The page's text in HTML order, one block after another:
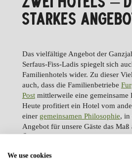
STARKES
Das vielfältige Angebot der
Serfaus-Fiss-Ladis spiegelt sich
Familienhotels wider. Zu dieser
auch, dass die Familienbetriebe
Postmittlerweile eine gemeinsame
Heute profitiert ein Hotel vom
einer gemeinsamen Philosophie, in
Angebot für unsere Gäste das Maß
We use cookies